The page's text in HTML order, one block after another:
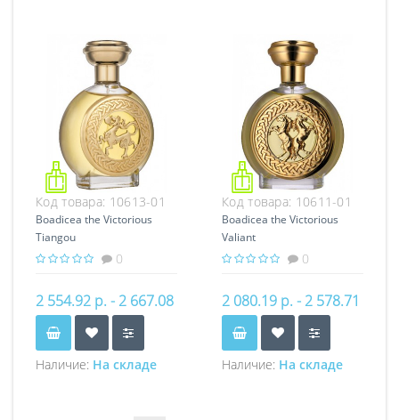
Код товара: 10613-01
Boadicea the Victorious
Tiangou
0
2 554.92 р. - 2 667.08
р.
Наличие: На складе
Код товара: 10611-01
Boadicea the Victorious
Valiant
0
2 080.19 р. - 2 578.71
р.
Наличие: На складе